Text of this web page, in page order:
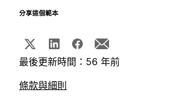
分享這個範本
最後更新時間：56 年前
條款與細則